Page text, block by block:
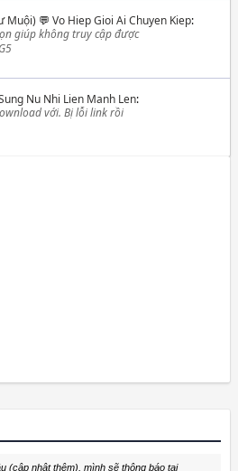
Muội) 💬 Vo Hiep Gioi Ai Chuyen Kiep:
giúp không truy cập được
Nu Nhi Lien Manh Len:
với. Bị lỗi link rồi
(cập nhật thêm), mình sẽ thông báo tại